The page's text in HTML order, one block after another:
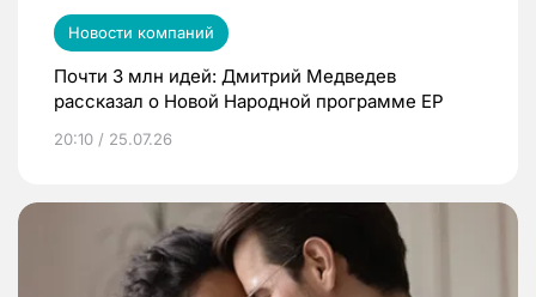
Новости компаний
Почти 3 млн идей: Дмитрий Медведев
рассказал о Новой Народной программе ЕР
20:10 / 25.07.26